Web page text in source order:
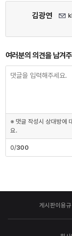
김광연
여러분의 의견을 남겨
※ 댓글 작성시 상대방에
요.
0/300
게시판이용규